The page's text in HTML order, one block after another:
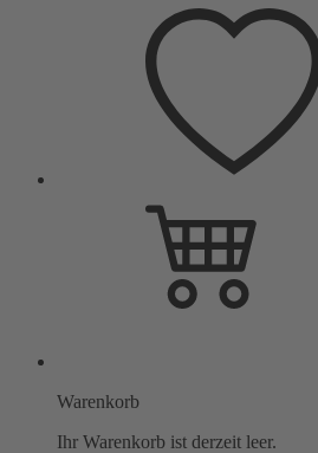
Warenkorb
Ihr Warenkorb ist derzeit leer.